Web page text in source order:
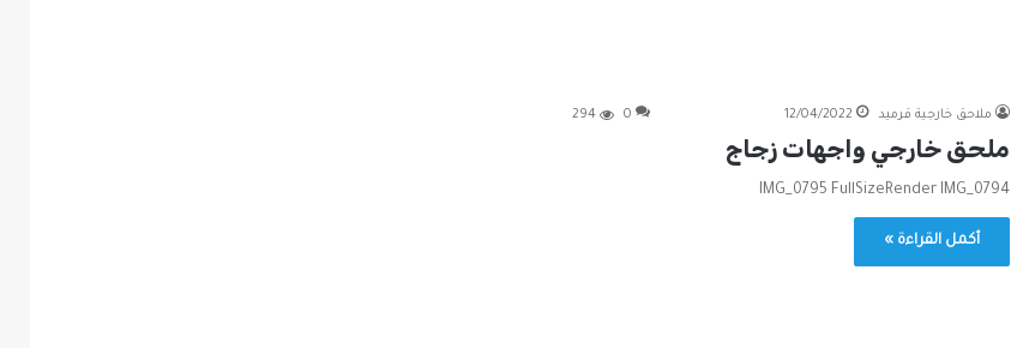
ملاحق خارجية قرميد 12/04/2022
0
294
ملحق خارجي واجهات زجاج
IMG_0795 FullSizeRender IMG_0794
أكمل القراءة »